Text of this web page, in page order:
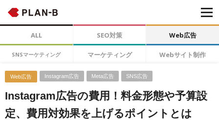
ALL SEO対策 Web広告
SNSマーケティング マーケティング Webサイト制作
Web広告 Instagram広告 Meta広告 SNS広告
Instagram広告の費用！料金形態や予算設
定、費用対効果を上げるポイントとは